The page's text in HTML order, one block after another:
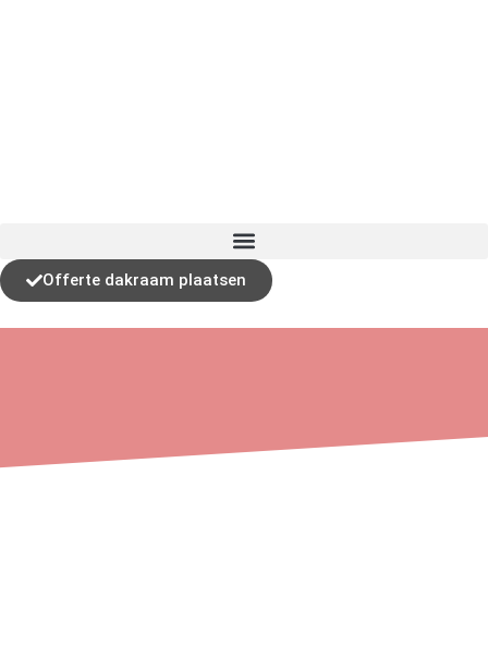
Offerte dakraam plaatsen